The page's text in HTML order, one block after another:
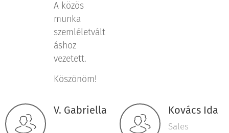
A közös
munka
szemléletvált
áshoz
vezetett.
Köszönöm!
V. Gabriella Kovács Ida
Sales